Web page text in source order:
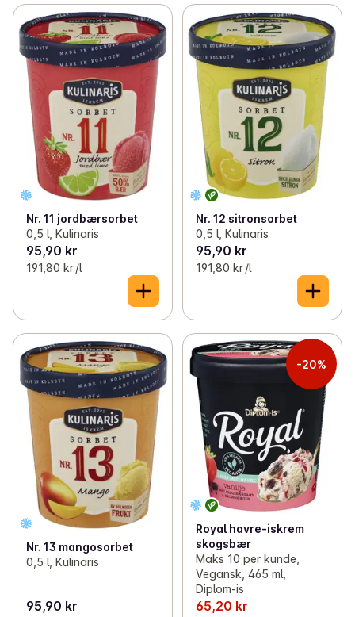
Nr. 11 jordbærsorbet
0,5 l, Kulinaris
95,90 kr
191,80 kr /l
Nr. 12 sitronsorbet
0,5 l, Kulinaris
95,90 kr
191,80 kr /l
Nr. 13 mangosorbet
0,5 l, Kulinaris
95,90 kr
-20%
Royal havre-iskrem
skogsbær
Maks 10 per kunde,
Vegansk, 465 ml,
Diplom-is
65,20 kr